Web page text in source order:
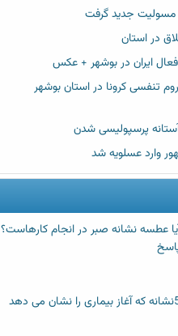
مسولیت جدید گرفت
ایران در بوشهر + عکس
تنفسی کرونا در استان بوشهر
پرسپولیسی شدن
وارد عسلویه شد
عطسه‌ نشانه صبر در انجام کارهاست؟
را نشان می دهد